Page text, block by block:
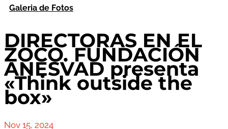
Galeria de Fotos
DIRECTORAS EN EL
ZOCO. FUNDACIÓN
ANESVAD presenta
«Think outside the
box»
Nov 15, 2024